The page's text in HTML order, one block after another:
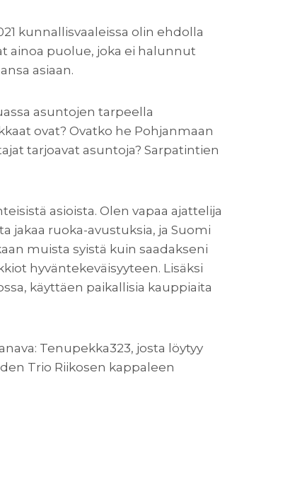
kunnallisvaaleissa olin ehdolla
ainoa puolue, joka ei halunnut
asiaan.
asuntojen tarpeella
ovat? Ovatko he Pohjanmaan
tarjoavat asuntoja? Sarpatintien
asioista. Olen vapaa ajattelija
jakaa ruoka-avustuksia, ja Suomi
muista syistä kuin saadakseni
hyväntekeväisyyteen. Lisäksi
käyttäen paikallisia kauppiaita
Tenupekka323, josta löytyy
Trio Riikosen kappaleen